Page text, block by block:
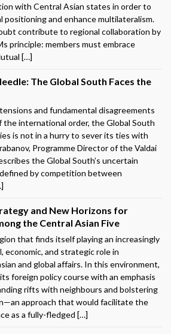
with Central Asian states in order to
positioning and enhance multilateralism.
contribute to regional collaboration by
principle: members must embrace
[…]
The Global South Faces the
and fundamental disagreements
international order, the Global South
is not in a hurry to sever its ties with
Programme Director of the Valdai
the Global South’s uncertain
by competition between
and New Horizons for
the Central Asian Five
that finds itself playing an increasingly
economic, and strategic role in
and global affairs. In this environment,
foreign policy course with an emphasis
rifts with neighbours and bolstering
approach that would facilitate the
as a fully-fledged […]